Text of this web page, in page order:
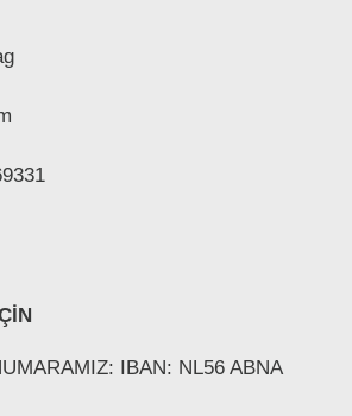
IBAN: NL56 ABNA